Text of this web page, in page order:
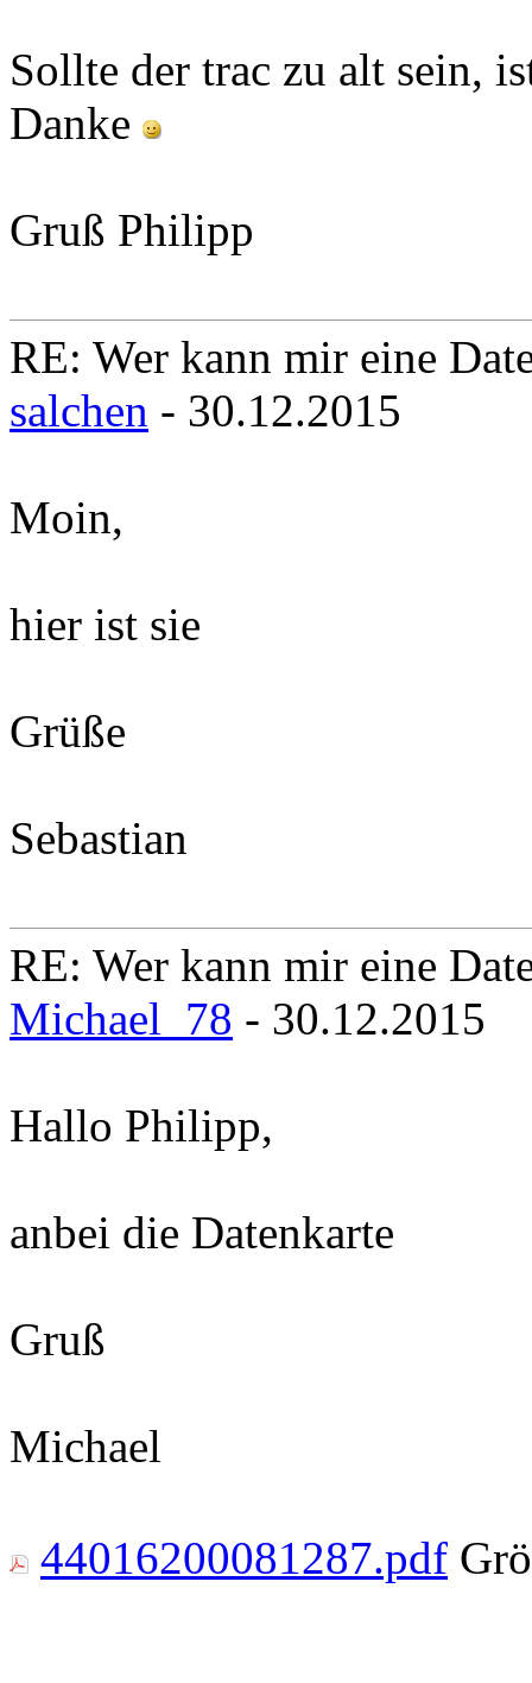
Sollte der trac zu alt sein,
Danke
Gruß Philipp
RE: Wer kann mir eine
salchen - 30.12.2015
Moin,
hier ist sie
Grüße
Sebastian
RE: Wer kann mir eine
Michael_78 - 30.12.2015
Hallo Philipp,
anbei die Datenkarte
Gruß
Michael
44016200081287.pdf